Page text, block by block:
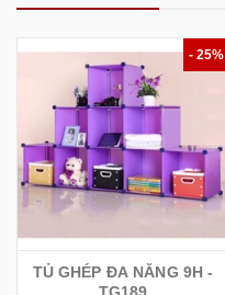
- 25%
TỦ GHÉP ĐA NĂNG 9H -